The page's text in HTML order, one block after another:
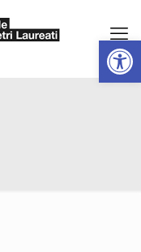
Apri